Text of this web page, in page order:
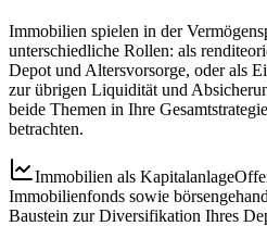
Immobilien spielen in der
unterschiedliche Rollen: als
Depot und Altersvorsorge, oder als
zur übrigen Liquidität und
beide Themen in Ihre
betrachten.
Immobilien als Kapitalanlage
Immobilienfonds sowie
Baustein zur Diversifikation Ihres